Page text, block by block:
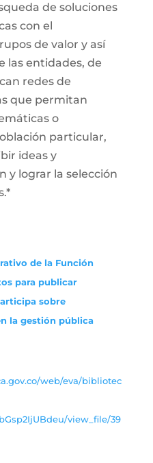
de soluciones
con el
de valor y así
las entidades, de
redes de
que permitan
o
particular,
ideas y
y lograr la selección
de la Función
para publicar
sobre
la gestión pública
web/eva/bibliotec
view_file/39